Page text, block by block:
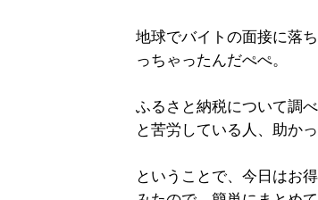
地球でバイトの面接に落
っちゃったんだぺぺ。
ふるさと納税について調
と苦労している人、助か
ということで、今日はお